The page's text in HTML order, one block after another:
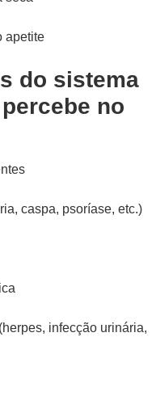
apetite
do sistema
no
caspa, psoríase, etc.)
infecção urinária,